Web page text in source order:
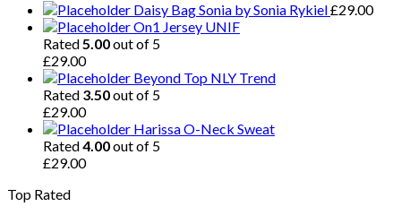
Daisy Bag Sonia by Sonia Rykiel£29.00
On1 Jersey UNIF
Rated 5.00out of 5
£29.00
Beyond Top NLY Trend
Rated 3.50out of 5
£29.00
Harissa O-Neck Sweat
Rated4.00out of 5
£29.00
Top Rated